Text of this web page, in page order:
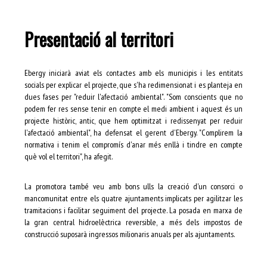
Presentació al territori
Ebergy iniciarà aviat els contactes amb els municipis i les entitats
socials per explicar el projecte, que s'ha redimensionat i es planteja en
dues fases per "reduir l'afectació ambiental". "Som conscients que no
podem fer res sense tenir en compte el medi ambient i aquest és un
projecte històric, antic, que hem optimitzat i redissenyat per reduir
l'afectació ambiental", ha defensat el gerent d'Ebergy. "Complirem la
normativa i tenim el compromís d'anar més enllà i tindre en compte
què vol el territori", ha afegit.
La promotora també veu amb bons ulls la creació d'un consorci o
mancomunitat entre els quatre ajuntaments implicats per agilitzar les
tramitacions i facilitar seguiment del projecte. La posada en marxa de
la gran central hidroelèctrica reversible, a més dels impostos de
construcció suposarà ingressos milionaris anuals per als ajuntaments.